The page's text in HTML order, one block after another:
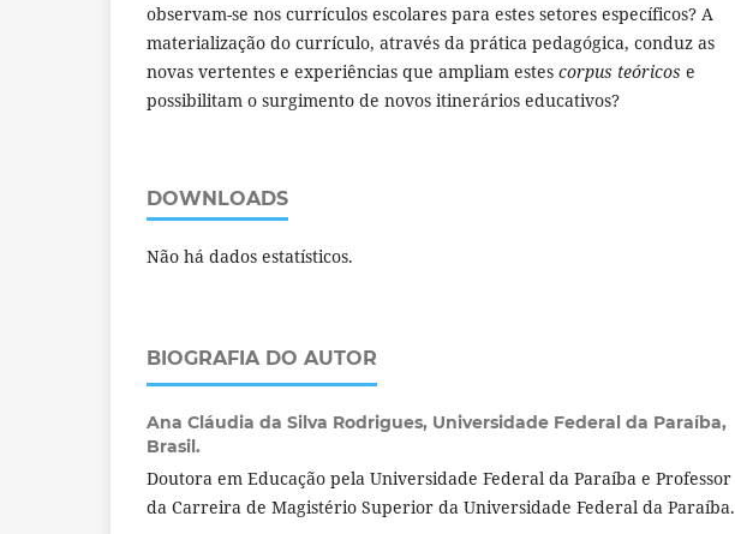
observam-se nos currículos escolares para estes setores específicos? A
materialização do currículo, através da prática pedagógica, conduz as
novas vertentes e experiências que ampliam estes corpus teóricos e
possibilitam o surgimento de novos itinerários educativos?
DOWNLOADS
Não há dados estatísticos.
BIOGRAFIA DO AUTOR
Ana Cláudia da Silva Rodrigues, Universidade Federal da Paraíba,
Brasil.
Doutora em Educação pela Universidade Federal da Paraíba e Professor
da Carreira de Magistério Superior da Universidade Federal da Paraíba.